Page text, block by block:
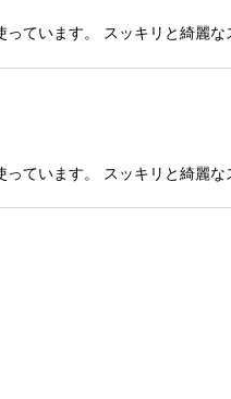
ています。 スッキリと綺麗
ています。 スッキリと綺麗